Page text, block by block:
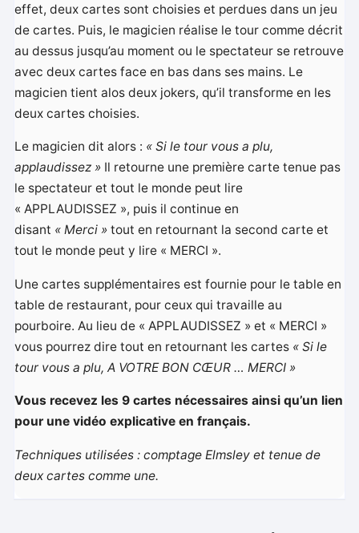
effet, deux cartes sont choisies et perdues dans un jeu
de cartes. Puis, le magicien réalise le tour comme décrit
au dessus jusqu’au moment ou le spectateur se retrouve
avec deux cartes face en bas dans ses mains. Le
magicien tient alos deux jokers, qu’il transforme en les
deux cartes choisies.
Le magicien dit alors : « Si le tour vous a plu,
applaudissez » Il retourne une première carte tenue pas
le spectateur et tout le monde peut lire
« APPLAUDISSEZ », puis il continue en
disant « Merci » tout en retournant la second carte et
tout le monde peut y lire « MERCI ».
Une cartes supplémentaires est fournie pour le table en
table de restaurant, pour ceux qui travaille au
pourboire. Au lieu de « APPLAUDISSEZ » et « MERCI »
vous pourrez dire tout en retournant les cartes « Si le
tour vous a plu, A VOTRE BON CŒUR … MERCI »
Vous recevez les 9 cartes nécessaires ainsi qu’un lien
pour une vidéo explicative en français.
Techniques utilisées : comptage Elmsley et tenue de
deux cartes comme une.